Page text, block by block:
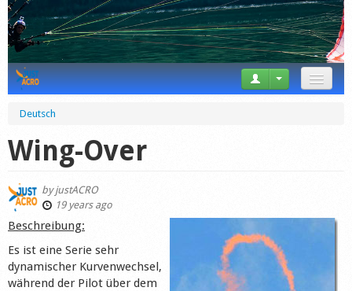
News
Tricks
Videos
Forum
Startplaces
Calendar
Deutsch
Wing-Over
byjustACRO
19 years ago
Beschreibung:
Es ist eine Serie sehr
dynamischer Kurvenwechsel,
während der Pilot über dem